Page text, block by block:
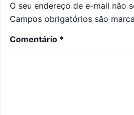
O seu endereço de e-mail não
Campos obrigatórios são
Comentário *